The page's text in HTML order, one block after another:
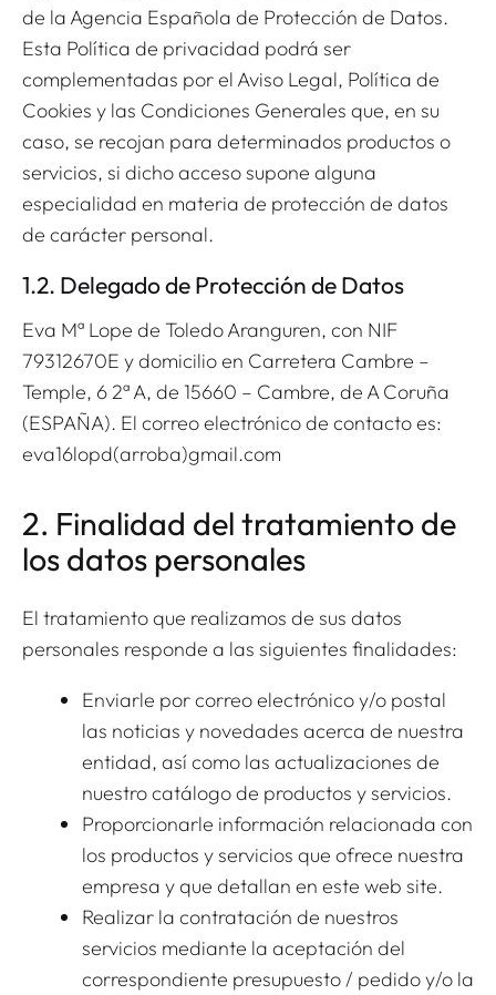
de la Agencia Española de Protección de Datos.
Esta Política de privacidad podrá ser
complementadas por el Aviso Legal, Política de
Cookies y las Condiciones Generales que, en su
caso, se recojan para determinados productos o
servicios, si dicho acceso supone alguna
especialidad en materia de protección de datos
de carácter personal.
1.2. Delegado de Protección de Datos
Eva Mª Lope de Toledo Aranguren, con NIF
79312670E y domicilio en Carretera Cambre –
Temple, 6 2ª A, de 15660 – Cambre, de A Coruña
(ESPAÑA). El correo electrónico de contacto es:
eva16lopd(arroba)gmail.com
2. Finalidad del tratamiento de
los datos personales
El tratamiento que realizamos de sus datos
personales responde a las siguientes finalidades:
Enviarle por correo electrónico y/o postal
las noticias y novedades acerca de nuestra
entidad, así como las actualizaciones de
nuestro catálogo de productos y servicios.
Proporcionarle información relacionada con
los productos y servicios que ofrece nuestra
empresa y que detallan en este web site.
Realizar la contratación de nuestros
servicios mediante la aceptación del
correspondiente presupuesto / pedido y/o la